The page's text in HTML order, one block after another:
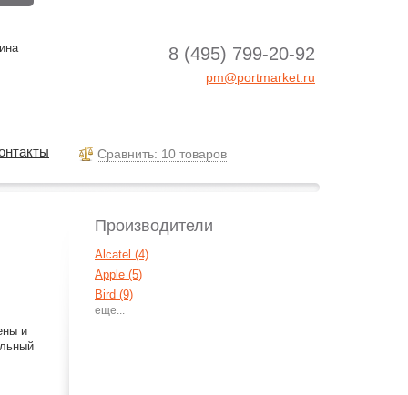
и
Производители
Alcatel (4)
Apple (5)
Bird (9)
EMOL (2)
8 (495) 799-20-92
pm@portmarket.ru
Cравнить: 10 товаров